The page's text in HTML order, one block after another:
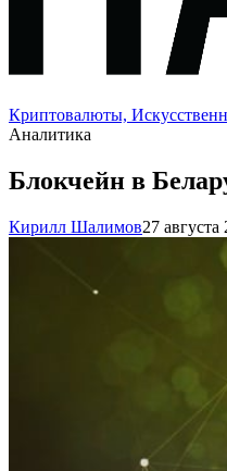
Криптовалюты,
Аналитика
Блокчейн в
Кирилл Шалимов27 августа